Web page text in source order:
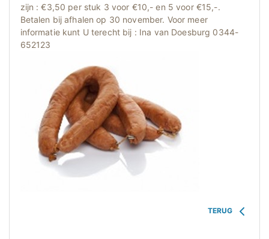
zijn : €3,50 per stuk 3 voor €10,- en 5 voor €15,-.
Betalen bij afhalen op 30 november. Voor meer
informatie kunt U terecht bij : Ina van Doesburg 0344-
652123
TERUG